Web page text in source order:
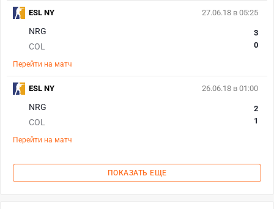
27.06.18 в 05:25
NRG
COL
3
0
Перейти на матч
ESL NY
26.06.18 в 01:00
NRG
COL
2
1
Перейти на матч
ESL NY
ПОКАЗАТЬ ЕЩЕ